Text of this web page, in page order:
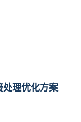
理优化方案